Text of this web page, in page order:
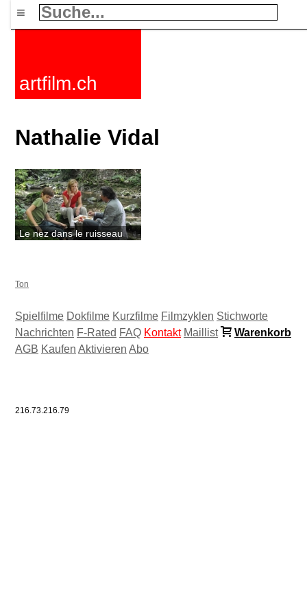
≡
artfilm.ch
Nathalie Vidal
Le nez dans le ruisseau
Ton
Spielfilme Dokfilme Kurzfilme Filmzyklen Stichworte
Nachrichten F-Rated FAQ Kontakt Maillist
Warenkorb
AGB Kaufen Aktivieren Abo
216.73.216.79